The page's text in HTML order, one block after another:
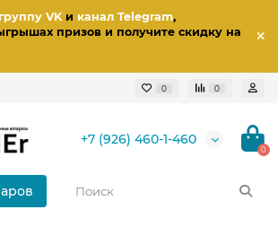
группу VKи канал Telegram,
призов и получите скидку на
0 0
+7 (926) 460-1-460
0